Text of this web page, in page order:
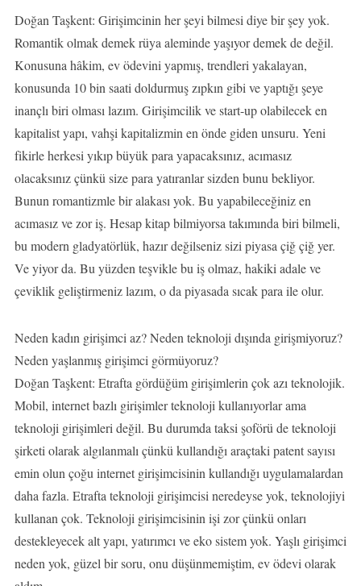
Doğan Taşkent: Girişimcinin her şeyi bilmesi diye bir şey yok.
Romantik olmak demek rüya aleminde yaşıyor demek de değil.
Konusuna hâkim, ev ödevini yapmış, trendleri yakalayan,
konusunda 10 bin saati doldurmuş zıpkın gibi ve yaptığı şeye
inançlı biri olması lazım. Girişimcilik ve start-up olabilecek en
kapitalist yapı, vahşi kapitalizmin en önde giden unsuru. Yeni
fikirle herkesi yıkıp büyük para yapacaksınız, acımasız
olacaksınız çünkü size para yatıranlar sizden bunu bekliyor.
Bunun romantizmle bir alakası yok. Bu yapabileceğiniz en
acımasız ve zor iş. Hesap kitap bilmiyorsa takımında biri bilmeli,
bu modern gladyatörlük, hazır değilseniz sizi piyasa çiğ çiğ yer.
Ve yiyor da. Bu yüzden teşvikle bu iş olmaz, hakiki adale ve
çeviklik geliştirmeniz lazım, o da piyasada sıcak para ile olur.
Neden kadın girişimci az? Neden teknoloji dışında girişmiyoruz?
Neden yaşlanmış girişimci görmüyoruz?
Doğan Taşkent: Etrafta gördüğüm girişimlerin çok azı teknolojik.
Mobil, internet bazlı girişimler teknoloji kullanıyorlar ama
teknoloji girişimleri değil. Bu durumda taksi şoförü de teknoloji
şirketi olarak algılanmalı çünkü kullandığı araçtaki patent sayısı
emin olun çoğu internet girişimcisinin kullandığı uygulamalardan
daha fazla. Etrafta teknoloji girişimcisi neredeyse yok, teknolojiyi
kullanan çok. Teknoloji girişimcisinin işi zor çünkü onları
destekleyecek alt yapı, yatırımcı ve eko sistem yok. Yaşlı girişimci
neden yok, güzel bir soru, onu düşünmemiştim, ev ödevi olarak